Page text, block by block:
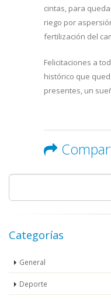
cintas, para
riego por
fertilización del
Felicitaciones a
histórico que
presentes, un
Categorías
General
Deporte